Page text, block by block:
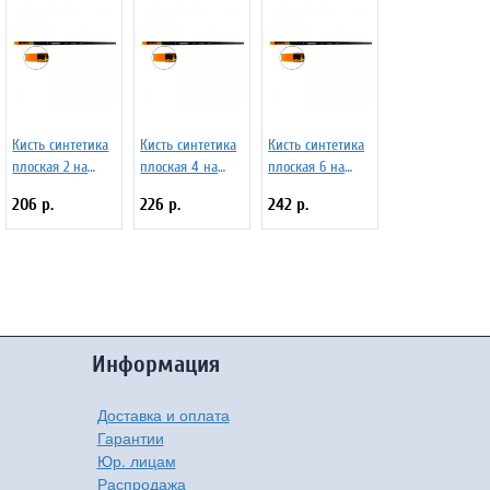
Кисть синтетика
плоская 2 на
матовая, с
укороченной
206 р.
Кисть синтетика
плоская 4 на
матовая, с
укороченной
226 р.
Кисть синтетика
плоская 6 на
матовая, с
укороченной
242 р.
Информация
Доставка и оплата
Гарантии
Юр. лицам
Распродажа